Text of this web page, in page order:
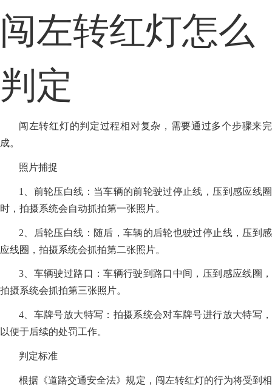
闯左转红灯怎么
判定
闯左转红灯的判定过程相对复杂，需要通过多个步骤来完
成。
照片捕捉
1、前轮压白线：当车辆的前轮驶过停止线，压到感应线圈
时，拍摄系统会自动抓拍第一张照片。
2、后轮压白线：随后，车辆的后轮也驶过停止线，压到感
应线圈，拍摄系统会抓拍第二张照片。
3、车辆驶过路口：车辆行驶到路口中间，压到感应线圈，
拍摄系统会抓拍第三张照片。
4、车牌号放大特写：拍摄系统会对车牌号进行放大特写，
以便于后续的处罚工作。
判定标准
根据《道路交通安全法》规定，闯左转红灯的行为将受到相